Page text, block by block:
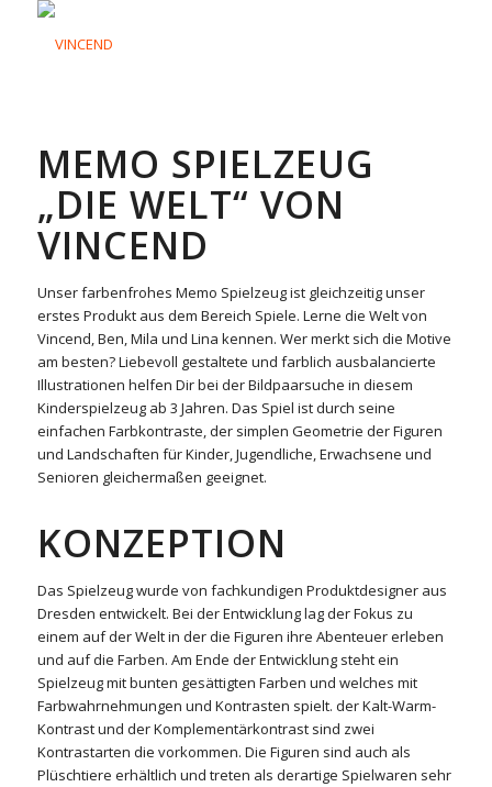
MEMO SPIELZEUG
„DIE WELT“ VON
VINCEND
Unser farbenfrohes Memo Spielzeug ist gleichzeitig unser
erstes Produkt aus dem Bereich Spiele. Lerne die Welt von
Vincend, Ben, Mila und Lina kennen. Wer merkt sich die Motive
am besten? Liebevoll gestaltete und farblich ausbalancierte
Illustrationen helfen Dir bei der Bildpaarsuche in diesem
Kinderspielzeug ab 3 Jahren. Das Spiel ist durch seine
einfachen Farbkontraste, der simplen Geometrie der Figuren
und Landschaften für Kinder, Jugendliche, Erwachsene und
Senioren gleichermaßen geeignet.
KONZEPTION
Das Spielzeug wurde von fachkundigen Produktdesigner aus
Dresden entwickelt. Bei der Entwicklung lag der Fokus zu
einem auf der Welt in der die Figuren ihre Abenteuer erleben
und auf die Farben. Am Ende der Entwicklung steht ein
Spielzeug mit bunten gesättigten Farben und welches mit
Farbwahrnehmungen und Kontrasten spielt. der Kalt-Warm-
Kontrast und der Komplementärkontrast sind zwei
Kontrastarten die vorkommen. Die Figuren sind auch als
Plüschtiere erhältlich und treten als derartige Spielwaren sehr